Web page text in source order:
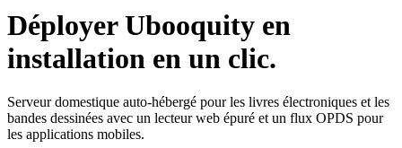
Déployer Ubooquity en
installation en un clic.
Serveur domestique auto-hébergé pour les livres électroniques et les
bandes dessinées avec un lecteur web épuré et un flux OPDS pour
les applications mobiles.